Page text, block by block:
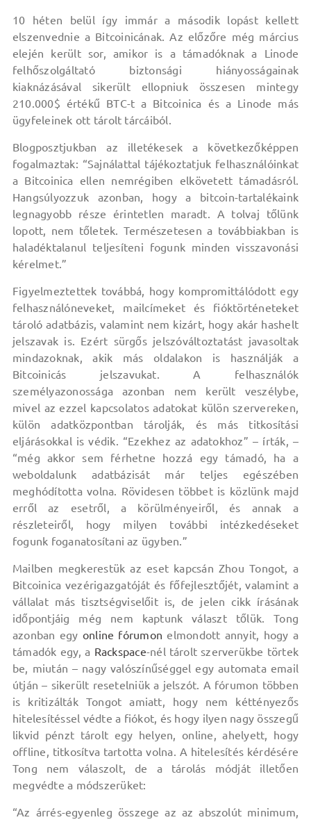
10 héten belül így immár a második lopást kellett
elszenvednie a Bitcoinicának. Az előzőre még március
elején került sor, amikor is a támadóknak a Linode
felhőszolgáltató biztonsági hiányosságainak
kiaknázásával sikerült ellopniuk összesen mintegy
210.000$ értékű BTC-t a Bitcoinica és a Linode más
ügyfeleinek ott tárolt tárcáiból.
Blogposztjukban az illetékesek a következőképpen
fogalmaztak: “Sajnálattal tájékoztatjuk felhasználóinkat
a Bitcoinica ellen nemrégiben elkövetett támadásról.
Hangsúlyozzuk azonban, hogy a bitcoin-tartalékaink
legnagyobb része érintetlen maradt. A tolvaj tőlünk
lopott, nem tőletek. Természetesen a továbbiakban is
haladéktalanul teljesíteni fogunk minden visszavonási
kérelmet.”
Figyelmeztettek továbbá, hogy kompromittálódott egy
felhasználóneveket, mailcímeket és fióktörténeteket
tároló adatbázis, valamint nem kizárt, hogy akár hashelt
jelszavak is. Ezért sürgős jelszóváltoztatást javasoltak
mindazoknak, akik más oldalakon is használják a
Bitcoinicás jelszavukat. A felhasználók
személyazonossága azonban nem került veszélybe,
mivel az ezzel kapcsolatos adatokat külön szervereken,
külön adatközpontban tárolják, és más titkosítási
eljárásokkal is védik. “Ezekhez az adatokhoz” – írták, –
“még akkor sem férhetne hozzá egy támadó, ha a
weboldalunk adatbázisát már teljes egészében
meghódította volna. Rövidesen többet is közlünk majd
erről az esetről, a körülményeiről, és annak a
részleteiről, hogy milyen további intézkedéseket
fogunk foganatosítani az ügyben.”
Mailben megkerestük az eset kapcsán Zhou Tongot, a
Bitcoinica vezérigazgatóját és főfejlesztőjét, valamint a
vállalat más tisztségviselőit is, de jelen cikk írásának
időpontjáig még nem kaptunk választ tőlük. Tong
azonban egy online fórumon elmondott annyit, hogy a
támadók egy, a Rackspace-nél tárolt szerverükbe törtek
be, miután – nagy valószínűséggel egy automata email
útján – sikerült resetelniük a jelszót. A fórumon többen
is kritizálták Tongot amiatt, hogy nem kéttényezős
hitelesítéssel védte a fiókot, és hogy ilyen nagy összegű
likvid pénzt tárolt egy helyen, online, ahelyett, hogy
offline, titkosítva tartotta volna. A hitelesítés kérdésére
Tong nem válaszolt, de a tárolás módját illetően
megvédte a módszerüket:
“Az árrés-egyenleg összege az az abszolút minimum,